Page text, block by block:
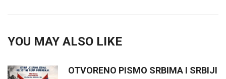
YOU MAY ALSO LIKE
OTVORENO PISMO SRBIMA I SRBIJI